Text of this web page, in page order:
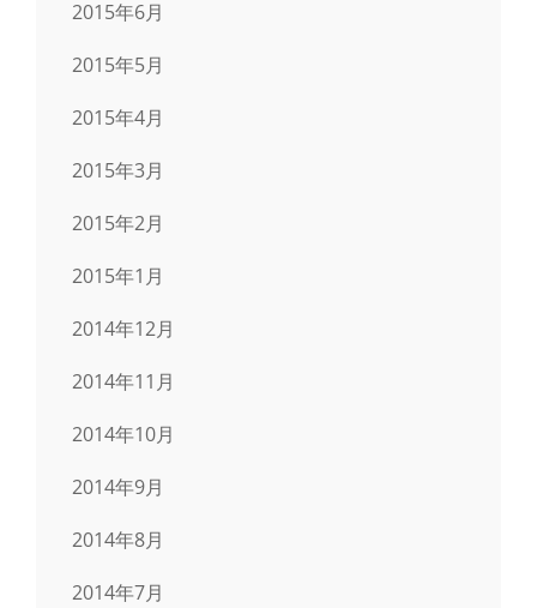
2015年6月
2015年5月
2015年4月
2015年3月
2015年2月
2015年1月
2014年12月
2014年11月
2014年10月
2014年9月
2014年8月
2014年7月